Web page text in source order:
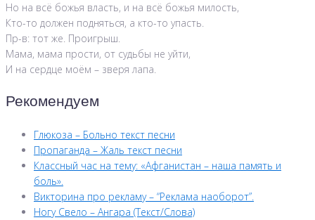
Но на всё божья власть, и на всё божья милость,
Кто-то должен подняться, а кто-то упасть.
Пр-в: тот же. Проигрыш.
Мама, мама прости, от судьбы не уйти,
И на сердце моём – зверя лапа.
Рекомендуем
Глюкоза – Больно текст песни
Пропаганда – Жаль текст песни
Классный час на тему: «Афганистан – наша память и
боль».
Викторина про рекламу – “Реклама наоборот”.
Ногу Свело – Ангара (Текст/Слова)